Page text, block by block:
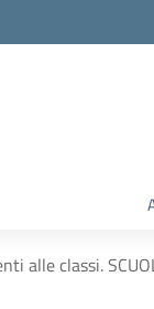
alle classi.